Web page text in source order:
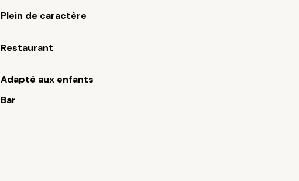
Plein de caractère
Restaurant
Adapté aux enfants
Bar